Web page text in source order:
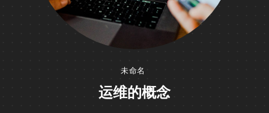
未命名
运维的概念